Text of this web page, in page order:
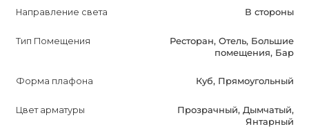
индивидуальный дизайн своего жилища, ощущение
Выберите HYPERQUBE PENDANT LIGHT 1 в
прозрачном, дымчатом или янтарном цвете, чтобы
неповторимости в свой дом. Не упустите возможность
Направление света В стороны
Тип Помещения
Ресторан, Отель, Большие
помещения, Бар
Форма плафона Куб, Прямоугольный
Цвет арматуры
Прозрачный, Дымчатый,
Янтарный